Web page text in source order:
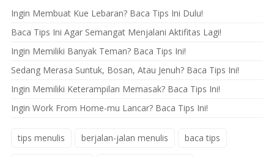
Ingin Membuat Kue Lebaran? Baca Tips Ini Dulu!
Baca Tips Ini Agar Semangat Menjalani Aktifitas Lagi!
Ingin Memiliki Banyak Teman? Baca Tips Ini!
Sedang Merasa Suntuk, Bosan, Atau Jenuh? Baca Tips Ini!
Ingin Memiliki Keterampilan Memasak? Baca Tips Ini!
Ingin Work From Home-mu Lancar? Baca Tips Ini!
tips menulis berjalan-jalan menulis baca tips